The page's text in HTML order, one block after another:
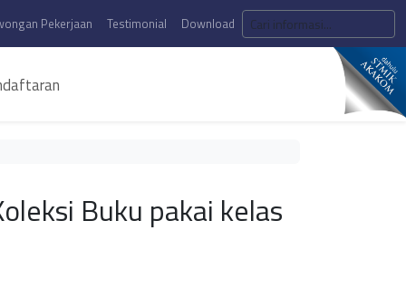
Pekerjaan Testimonial Download
Buku pakai kelas